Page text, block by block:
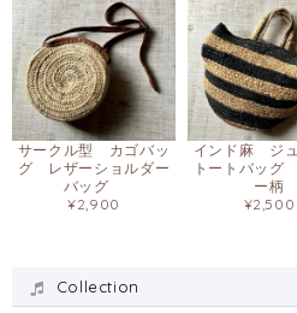
サークル型 カゴバッ
グ レザーショルダー
バッグ
¥2,900
インド麻 ジ
トートバッグ
ー柄
¥2,500
Collection